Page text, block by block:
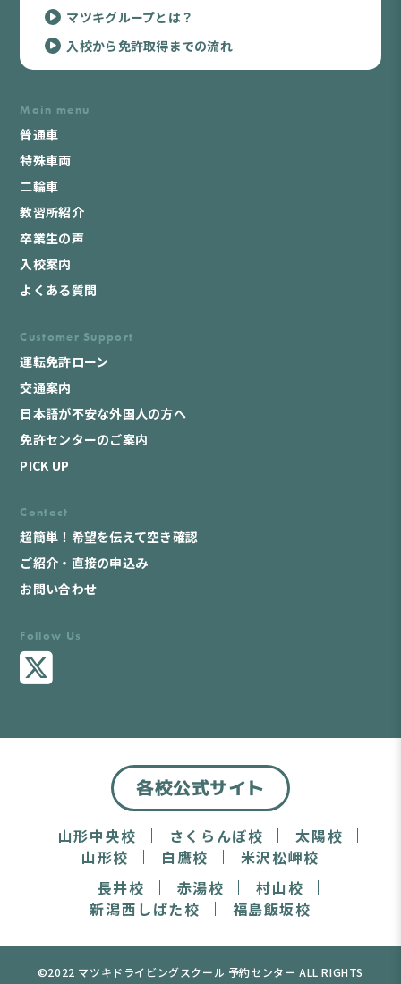
マツキグループとは？
入校から免許取得までの流れ
Main menu
普通車
特殊車両
二輪車
教習所紹介
卒業生の声
入校案内
よくある質問
Customer Support
運転免許ローン
交通案内
日本語が不安な外国人の方へ
免許センターのご案内
PICK UP
Contact
超簡単！希望を伝えて空き確認
ご紹介・直接の申込み
お問い合わせ
Follow Us
各校公式サイト
山形中央校 さくらんぼ校
太陽校
山形校
白鷹校
米沢松岬校
長井校
赤湯校
村山校
新潟西しばた校
福島飯坂校
©2022 マツキドライビングスクール 予約センター ALL RIGHTS